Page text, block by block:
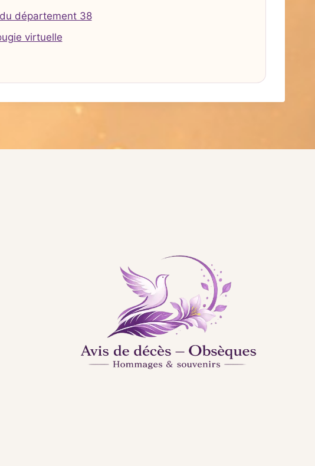
département 38
virtuelle